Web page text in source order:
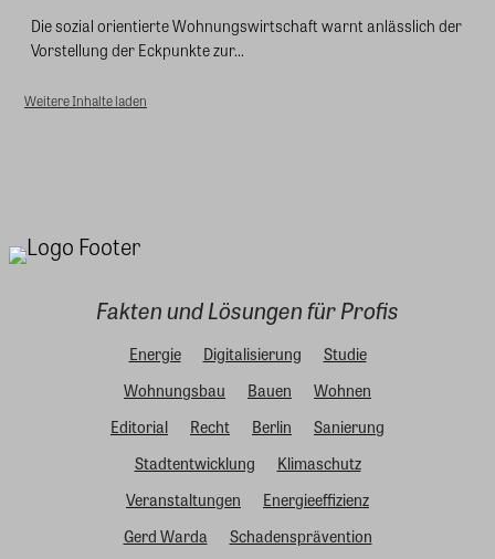
Die sozial orientierte Wohnungswirtschaft warnt anlässlich der
Vorstellung der Eckpunkte zur...
Weitere Inhalte laden
Fakten und Lösungen für Profis
Energie Digitalisierung
Studie
Wohnungsbau
Bauen
Wohnen
Editorial
Recht Berlin
Sanierung
Stadtentwicklung
Klimaschutz
Veranstaltungen
Energieeffizienz
Gerd Warda
Schadensprävention